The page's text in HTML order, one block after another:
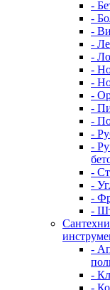
-
-
-
-
-
-
-
-
-
-
-
-
-
-
-
-
-
-
-